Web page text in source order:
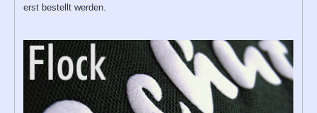
erst bestellt werden.